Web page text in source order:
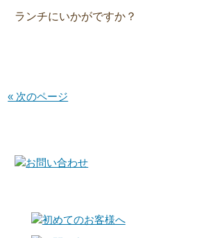
ランチにいかがですか？
« 次のページ